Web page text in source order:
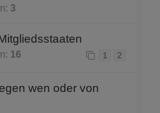
3
16 1 2
wen oder von